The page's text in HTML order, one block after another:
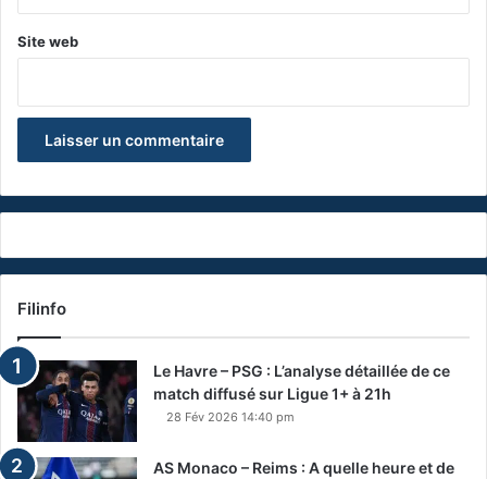
Site web
Filinfo
Le Havre – PSG : L’analyse détaillée de ce
match diffusé sur Ligue 1+ à 21h
28 Fév 2026 14:40 pm
AS Monaco – Reims : A quelle heure et de